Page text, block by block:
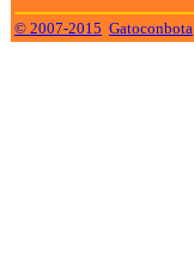
© 2007-2015 Gatoconbota